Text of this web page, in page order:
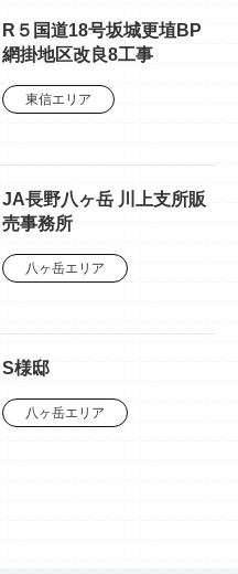
R５国道18号坂城更埴BP
網掛地区改良8工事
東信エリア
JA長野八ヶ岳 川上支所販
売事務所
八ヶ岳エリア
S様邸
八ヶ岳エリア